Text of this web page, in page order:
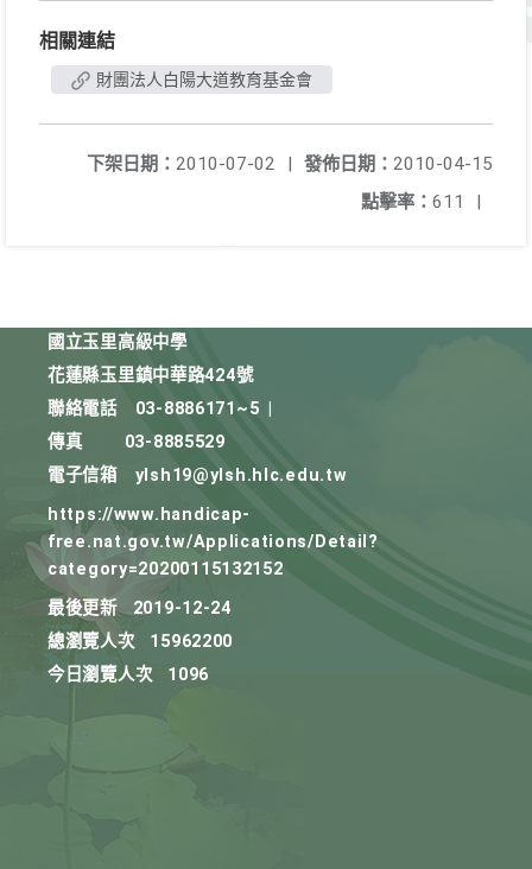
相關連結
財團法人白陽大道教育基金會
發佈日期： 2010-04-15
下架日期： 2010-07-02
|
點擊率： 611 |
國立玉里高級中學
花蓮縣玉里鎮中華路424號
聯絡電話
03-8886171~5
傳真
03-8885529
電子信箱
ylsh19@ylsh.hlc.edu.tw
https://www.handicap-
free.nat.gov.tw/Applications/Detail?
category=20200115132152
最後更新
2019-12-24
總瀏覽人次
15962200
今日瀏覽人次
1096